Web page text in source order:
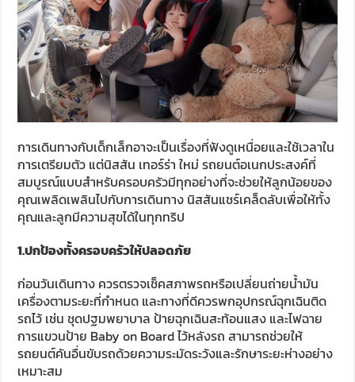
การเดินทางกับเด็กเล็กอาจะเป็นเรื่องที่ฟังดูเหนื่อยและใช้เวลาใน
การเตรียมตัว แต่นิสสัน เทอร์ร่า ใหม่ รถยนต์อเนกประสงค์ที่
สมบูรณ์แบบสำหรับครอบครัวมีทุกอย่างที่จะช่วยให้ลูกน้อยของ
คุณเพลิดเพลินไปกับการเดินทาง นิสสันแชร์เคล็ดลับเพื่อให้ทั้ง
คุณและลูกมีความสุขได้ในทุกทริป
1.ปกป้องทั้งครอบครัวให้ปลอดภัย
ก่อนวันเดินทาง ควรตรวจเช็คสภาพรถหรือเปลี่ยนถ่ายน้ำมัน
เครื่องตามระยะที่กำหนด และทางที่ดีควรพกอุปกรณ์ฉุกเฉินติด
รถไว้ เช่น ชุดปฐมพยาบาล ป้ายฉุกเฉินสะท้อนแสง และไฟฉาย
การแขวนป้าย Baby on Board ไว้หลังรถ สามารถช่วยให้
รถยนต์คันอื่นขับรถด้วยความระมัดระวังและรักษาระยะห่างอย่าง
เหมาะสม